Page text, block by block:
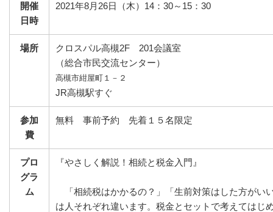
開催
日時
2021年8月26日（木）14：30～15：30
場所
クロスパル高槻2F 201会議室
（総合市民交流センター）
高槻市紺屋町１－２
JR高槻駅すぐ
参加
費
無料 事前予約 先着１５名限定
プロ
グラ
ム
『やさしく解説！相続と税金入門』
「相続税はかかるの？」「生前対策はした方がい
は人それぞれ違います。税金とセットで考えてはじ